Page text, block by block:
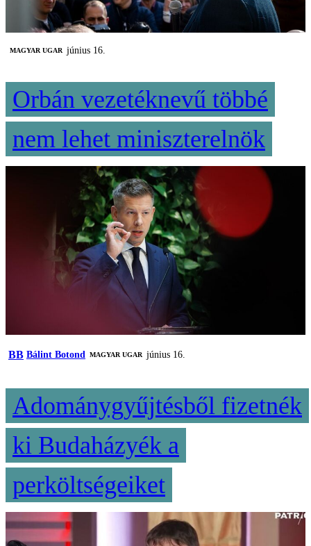
MAGYAR UGAR június 16.
Orbán vezetéknevű többé
nem lehet miniszterelnök
BB Bálint Botond MAGYAR UGAR június 16.
Adománygyűjtésből fizetnék
ki Budaházyék a
perköltségeiket